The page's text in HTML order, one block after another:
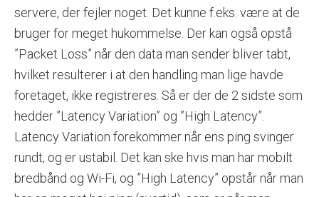
servere, der fejler noget. Det kunne f.eks. være at de
bruger for meget hukommelse. Der kan også opstå
”Packet Loss” når den data man sender bliver tabt,
hvilket resulterer i at den handling man lige havde
foretaget, ikke registreres. Så er der de 2 sidste som
hedder ”Latency Variation” og ”High Latency”.
Latency Variation forekommer når ens ping svinger
rundt, og er ustabil. Det kan ske hvis man har mobilt
bredbånd og Wi-Fi, og ”High Latency” opstår når man